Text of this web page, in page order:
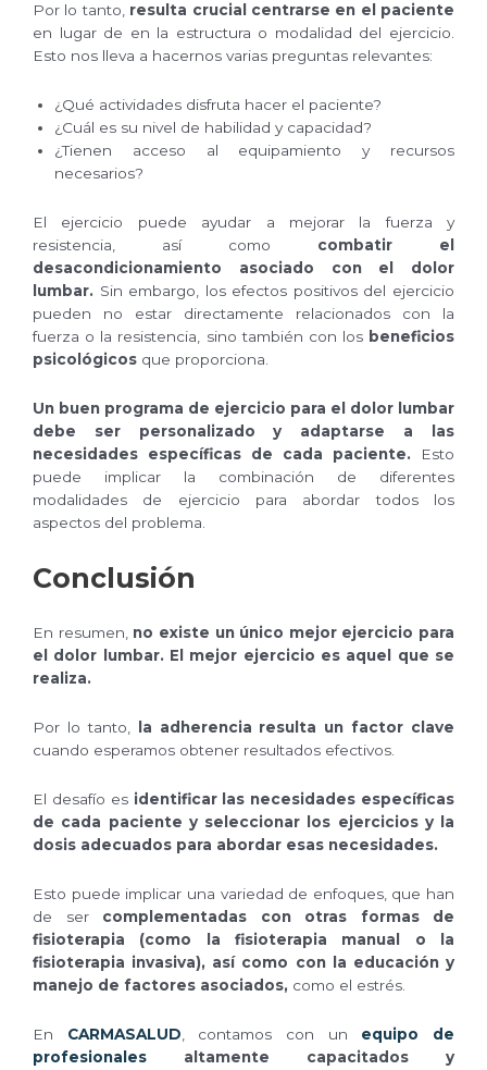
Por lo tanto, resulta crucial centrarse en el paciente
en lugar de en la estructura o modalidad del ejercicio.
Esto nos lleva a hacernos varias preguntas relevantes:
¿Qué actividades disfruta hacer el paciente?
¿Cuál es su nivel de habilidad y capacidad?
¿Tienen acceso al equipamiento y recursos
necesarios?
El ejercicio puede ayudar a mejorar la fuerza y
resistencia, así como combatir el
desacondicionamiento asociado con el dolor
lumbar. Sin embargo, los efectos positivos del ejercicio
pueden no estar directamente relacionados con la
fuerza o la resistencia, sino también con los beneficios
psicológicos que proporciona.
Un buen programa de ejercicio para el dolor lumbar
debe ser personalizado y adaptarse a las
necesidades específicas de cada paciente.
Esto
puede implicar la combinación de diferentes
modalidades de ejercicio para abordar todos los
aspectos del problema.
Conclusión
En resumen, no existe un único mejor ejercicio para
el dolor lumbar. El mejor ejercicio es aquel que se
realiza.
Por lo tanto,
la adherencia resulta un factor clave
cuando esperamos obtener resultados efectivos.
El desafío es identificar las necesidades específicas
de cada paciente y seleccionar los ejercicios y la
dosis adecuados para abordar esas necesidades.
Esto puede implicar una variedad de enfoques, que han
de ser complementadas con otras formas de
fisioterapia (como la fisioterapia manual o la
fisioterapia invasiva), así como con la educación y
manejo de factores asociados, como el estrés.
En CARMASALUD , contamos con un equipo de
profesionales altamente capacitados y